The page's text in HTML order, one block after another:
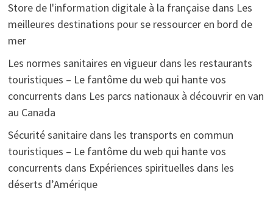
Store de l'information digitale à la françaisedans Les
meilleures destinations pour se ressourcer en bord de
mer
Les normes sanitaires en vigueur dans les restaurants
touristiques – Le fantôme du web qui hante vos
concurrents dans Les parcs nationaux à découvrir en van
au Canada
Sécurité sanitaire dans les transports en commun
touristiques – Le fantôme du web qui hante vos
concurrents dans Expériences spirituelles dans les
déserts d’Amérique